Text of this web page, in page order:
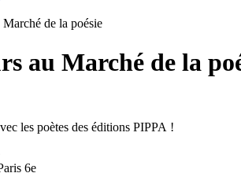
de la poésie
au Marché de la
les poètes des éditions PIPPA !
6e